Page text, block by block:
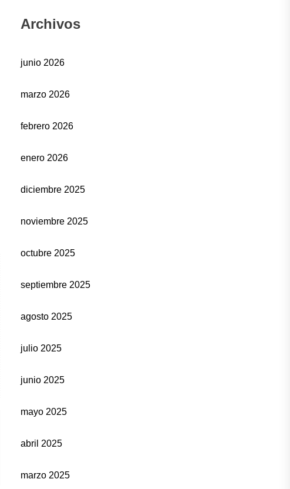
Archivos
junio 2026
marzo 2026
febrero 2026
enero 2026
diciembre 2025
noviembre 2025
octubre 2025
septiembre 2025
agosto 2025
julio 2025
junio 2025
mayo 2025
abril 2025
marzo 2025